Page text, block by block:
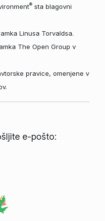
®sta blagovni
Linusa Torvaldsa.
The Open Group v
pravice, omenjene v
e-pošto: